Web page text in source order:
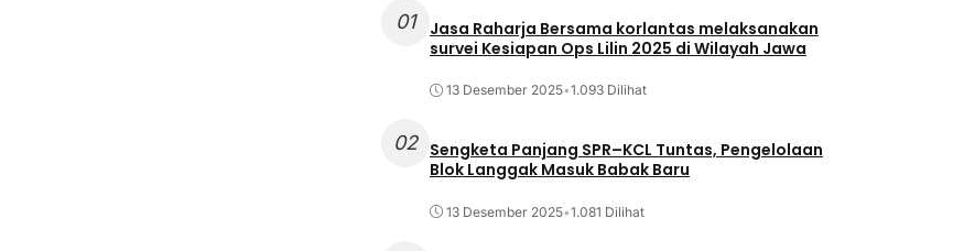
01
Jasa Raharja Bersama korlantas melaksanakan
survei Kesiapan Ops Lilin 2025 di Wilayah Jawa
13 Desember 2025•1.093 Dilihat
02
Sengketa Panjang SPR–KCL Tuntas, Pengelolaan
Blok Langgak Masuk Babak Baru
13 Desember 2025•1.081 Dilihat